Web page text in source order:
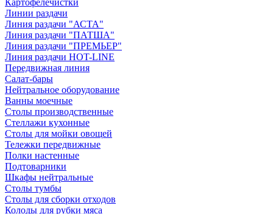
Картофелечистки
Линии раздачи
Линия раздачи "АСТА"
Линия раздачи "ПАТША"
Линия раздачи "ПРЕМЬЕР"
Линия раздачи HOT-LINE
Передвижная линия
Салат-бары
Нейтральное оборудование
Ванны моечные
Столы производственные
Стеллажи кухонные
Столы для мойки овощей
Тележки передвижные
Полки настенные
Подтоварники
Шкафы нейтральные
Столы тумбы
Столы для сборки отходов
Колоды для рубки мяса